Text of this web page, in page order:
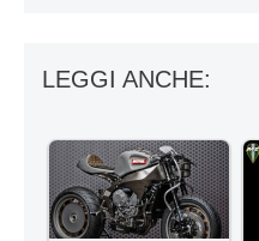
LEGGI ANCHE: